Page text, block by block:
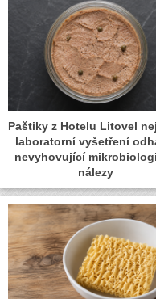
Paštiky z Hotelu Litovel
laboratorní vyšetření
nevyhovující
nálezy